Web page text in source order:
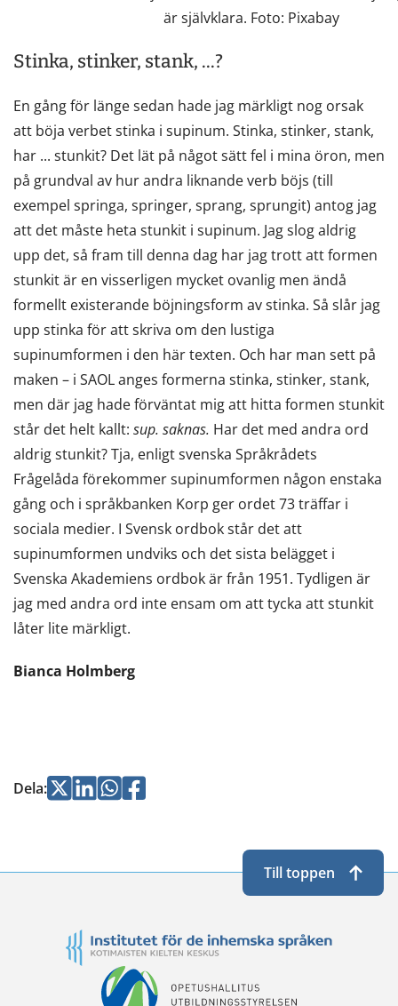
är självklara. Foto: Pixabay
Stinka, stinker, stank, ...?
En gång för länge sedan hade jag märkligt nog orsak
att böja verbet stinka i supinum. Stinka, stinker, stank,
har ... stunkit? Det lät på något sätt fel i mina öron, men
på grundval av hur andra liknande verb böjs (till
exempel springa, springer, sprang, sprungit) antog jag
att det måste heta stunkit i supinum. Jag slog aldrig
upp det, så fram till denna dag har jag trott att formen
stunkit är en visserligen mycket ovanlig men ändå
formellt existerande böjningsform av stinka. Så slår jag
upp stinka för att skriva om den lustiga
supinumformen i den här texten. Och har man sett på
maken – i SAOL anges formerna stinka, stinker, stank,
men där jag hade förväntat mig att hitta formen stunkit
står det helt kallt: sup. saknas. Har det med andra ord
aldrig stunkit? Tja, enligt svenska Språkrådets
Frågelåda förekommer supinumformen någon enstaka
gång och i språkbanken Korp ger ordet 73 träffar i
sociala medier. I Svensk ordbok står det att
supinumformen undviks och det sista belägget i
Svenska Akademiens ordbok är från 1951. Tydligen är
jag med andra ord inte ensam om att tycka att stunkit
låter lite märkligt.
Bianca Holmberg
Dela:Jaa Jaa Jaa
Jaa
Till toppen